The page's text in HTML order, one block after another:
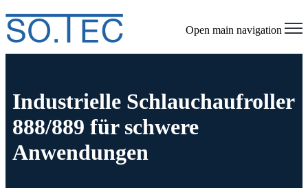
Open main navigation
Industrielle Schlauchaufroller
888/889 für schwere
Anwendungen